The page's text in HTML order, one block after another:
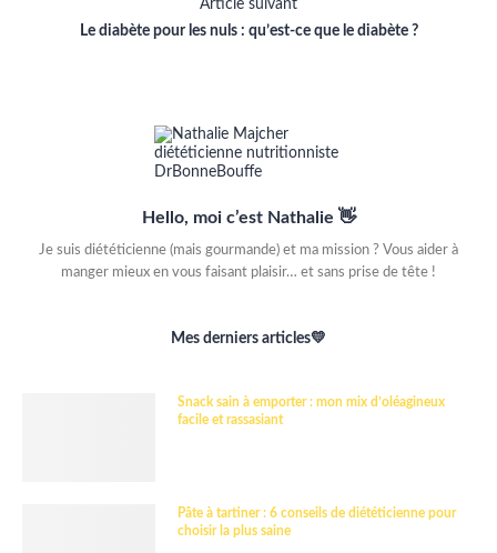
Article suivant
Le diabète pour les nuls : qu’est-ce que le diabète ?
Hello, moi c’est Nathalie 👋
Je suis diététicienne (mais gourmande) et ma mission ? Vous aider à
manger mieux en vous faisant plaisir… et sans prise de tête !
Mes derniers articles💛
Snack sain à emporter : mon mix d’oléagineux
facile et rassasiant
Pâte à tartiner : 6 conseils de diététicienne pour
choisir la plus saine